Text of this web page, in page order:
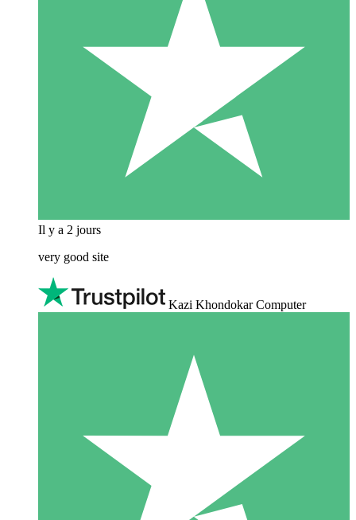
Il y a 2 jours
very good site
Kazi Khondokar Computer